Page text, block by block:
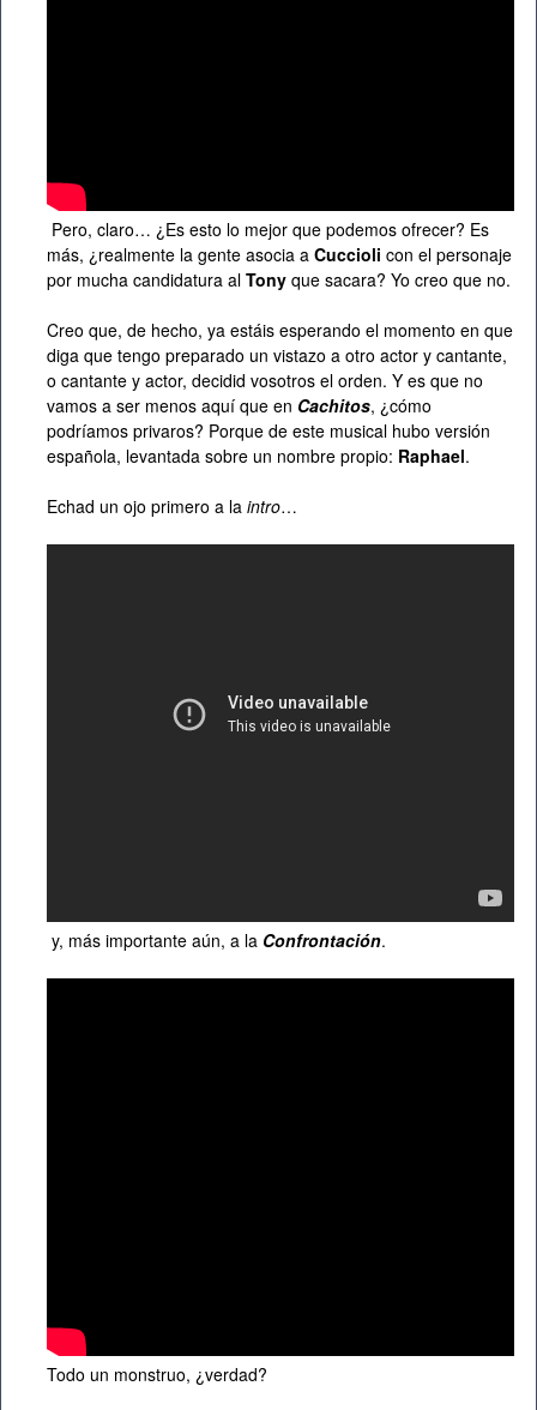
Pero, claro… ¿Es esto lo mejor que podemos ofrecer? Es
más, ¿realmente la gente asocia a Cuccioli con el personaje
por mucha candidatura al Tony que sacara? Yo creo que no.
Creo que, de hecho, ya estáis esperando el momento en que
diga que tengo preparado un vistazo a otro actor y cantante,
o cantante y actor, decidid vosotros el orden. Y es que no
vamos a ser menos aquí que en Cachitos, ¿cómo
podríamos privaros? Porque de este musical hubo versión
española, levantada sobre un nombre propio: Raphael.
Echad un ojo primero a la intro…
y, más importante aún, a la Confrontación.
Todo un monstruo, ¿verdad?